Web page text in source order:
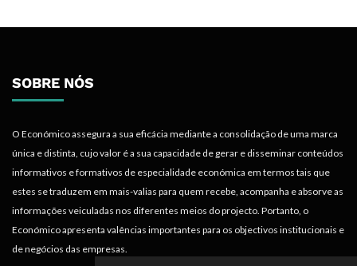
SOBRE NÓS
O Económico assegura a sua eficácia mediante a consolidação de uma marca
única e distinta, cujo valor é a sua capacidade de gerar e disseminar conteúdos
informativos e formativos de especialidade económica em termos tais que
estes se traduzem em mais-valias para quem recebe, acompanha e absorve as
informações veiculadas nos diferentes meios do projecto. Portanto, o
Económico apresenta valências importantes para os objectivos institucionais e
de negócios das empresas.